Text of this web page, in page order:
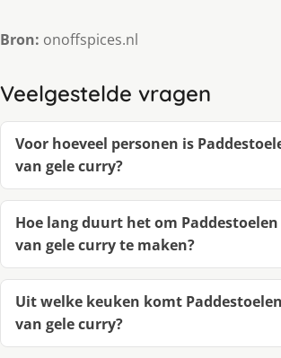
Bron: onoffspices.nl
Veelgestelde vragen
Voor hoeveel personen is
van gele curry?
Hoe lang duurt het om
van gele curry te maken?
Uit welke keuken komt
van gele curry?